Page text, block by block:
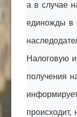
а в случае
единожды в
Налоговую
получения
происходит,